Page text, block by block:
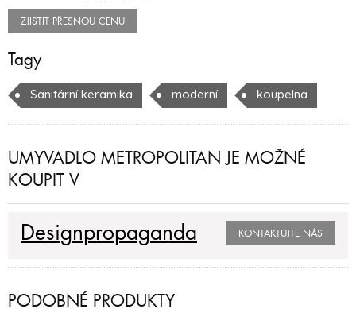
ZJISTIT PŘESNOU CENU
Tagy
Sanitární keramika moderní koupelna
UMYVADLO METROPOLITAN JE MOŽNÉ
KOUPIT V
Designpropaganda KONTAKTUJTE NÁS
PODOBNÉ PRODUKTY